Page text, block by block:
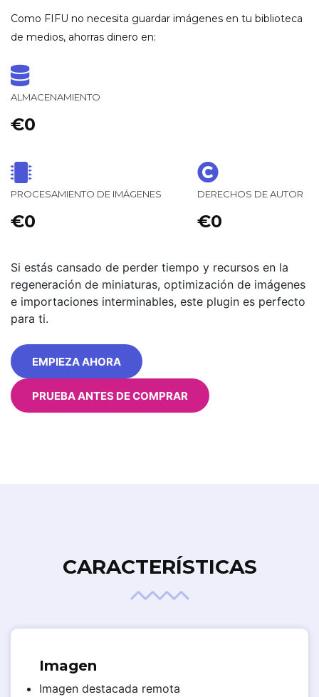
Como FIFU no necesita guardar imágenes en tu biblioteca
de medios, ahorras dinero en:
ALMACENAMIENTO
€0
PROCESAMIENTO DE IMÁGENES
€0
DERECHOS DE AUTOR
€0
Si estás cansado de perder tiempo y recursos en la
regeneración de miniaturas, optimización de imágenes
e importaciones interminables, este plugin es perfecto
para ti.
EMPIEZA AHORA
PRUEBA ANTES DE COMPRAR
CARACTERÍSTICAS
Imagen
Imagen destacada remota